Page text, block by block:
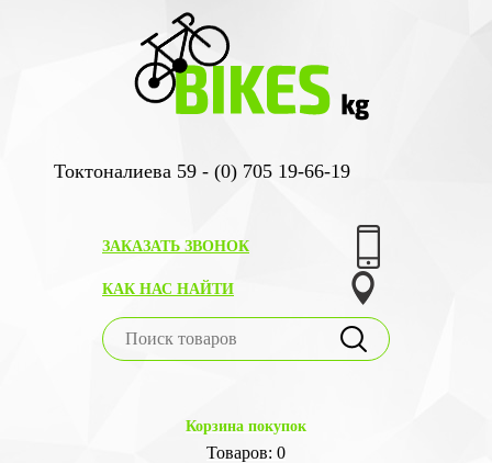
Токтоналиева 59 - (0) 705 19-66-19
ЗАКАЗАТЬ ЗВОНОК
КАК НАС НАЙТИ
Корзина покупок
Товаров: 0